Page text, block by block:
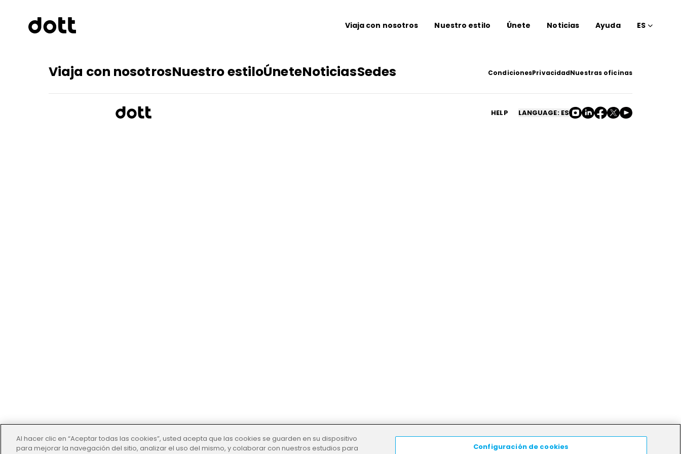
Viaja con nosotros Nuestro estilo Únete Noticias Ayuda ES
Viaja con nosotrosNuestro estiloÚneteNoticiasSedes CondicionesPrivacidadNuestras oficinas
HELP LANGUAGE: ES
Al hacer clic en “Aceptar todas las cookies”, usted acepta que las cookies se guarden en su dispositivo
para mejorar la navegación del sitio, analizar el uso del mismo, y colaborar con nuestros estudios para
Configuración de cookies